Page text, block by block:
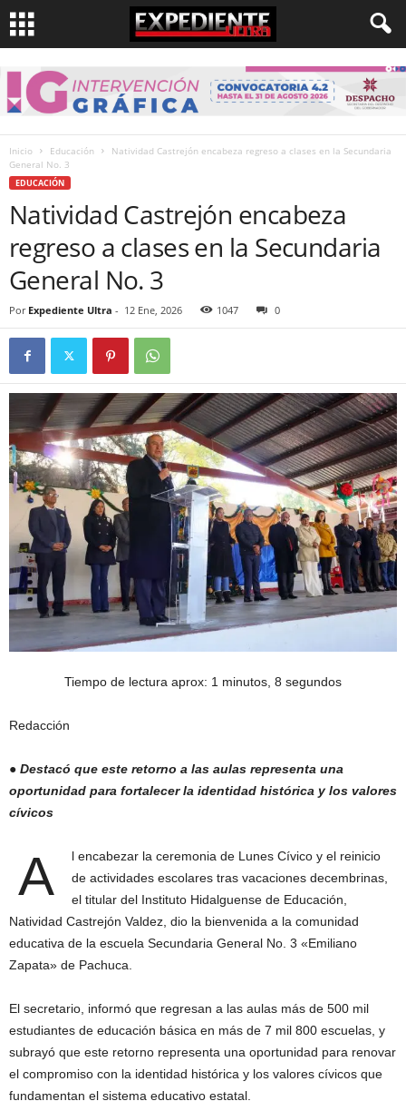
Inicio Educación
Natividad Castrejón encabeza regreso a clases en la Secundaria
General No. 3
EDUCACIÓN
Natividad Castrejón encabeza
regreso a clases en la Secundaria
General No. 3
Por Expediente Ultra - 12 Ene, 2026 1047 0
Tiempo de lectura aprox: 1 minutos, 8 segundos
Redacción
● Destacó que este retorno a las aulas representa una
oportunidad para fortalecer la identidad histórica y los valores
cívicos
A
l encabezar la ceremonia de Lunes Cívico y el reinicio
de actividades escolares tras vacaciones decembrinas,
el titular del Instituto Hidalguense de Educación,
Natividad Castrejón Valdez, dio la bienvenida a la comunidad
educativa de la escuela Secundaria General No. 3 «Emiliano
Zapata» de Pachuca.
​El secretario, informó que regresan a las aulas más de 500 mil
estudiantes de educación básica en más de 7 mil 800 escuelas, y
subrayó que este retorno representa una oportunidad para renovar
el compromiso con la identidad histórica y los valores cívicos que
fundamentan el sistema educativo estatal.